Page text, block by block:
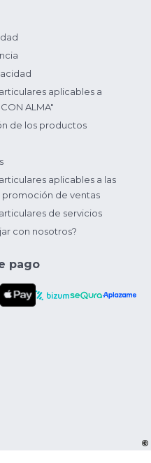
aplicables a
ALMA"
de los productos
aplicables a las
de ventas
de servicios
con nosotros?
pago
©